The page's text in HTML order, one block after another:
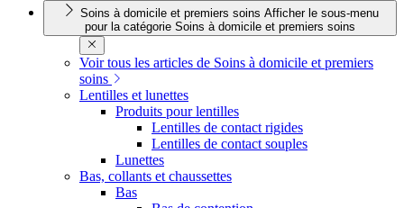
Soins à domicile et premiers soins Afficher le sous-menu
pour la catégorie Soins à domicile et premiers soins
Voir tous les articles de Soins à domicile et premiers
soins
Lentilles et lunettes
Produits pour lentilles
Lentilles de contact rigides
Lentilles de contact souples
Lunettes
Bas, collants et chaussettes
Bas